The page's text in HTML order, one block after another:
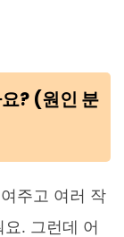
? (원인 분
주고 여러 작
. 그런데 어